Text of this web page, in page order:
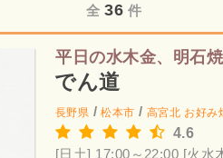
全 36 件
平日の水木金、明石
でん道
長野県 /松本市 / 高宮北 お好み
4.6
[日土] 17:00～22:00 [火水